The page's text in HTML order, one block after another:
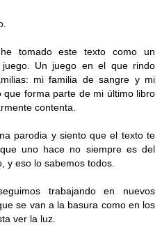
tomado este texto como un
Un juego en el que rindo
mi familia de sangre y mi
que forma parte de mi último libro
contenta.
parodia y siento que el texto te
uno hace no siempre es del
y eso lo sabemos todos.
trabajando en nuevos
se van a la basura como en los
ver la luz.